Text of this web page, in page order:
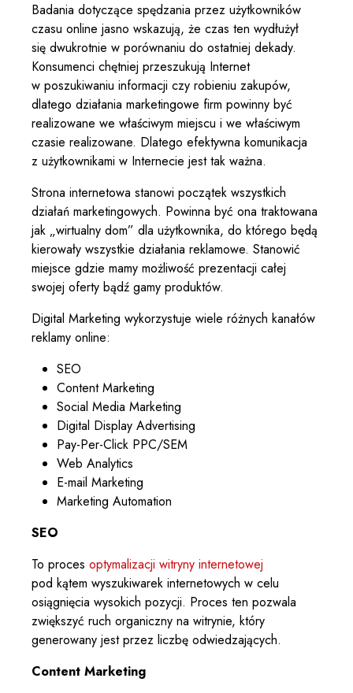
Badania dotyczące spędzania przez użytkowników
czasu online jasno wskazują, że czas ten wydłużył
się dwukrotnie w porównaniu do ostatniej dekady.
Konsumenci chętniej przeszukują Internet
w poszukiwaniu informacji czy robieniu zakupów,
dlatego działania marketingowe firm powinny być
realizowane we właściwym miejscu i we właściwym
czasie realizowane. Dlatego efektywna komunikacja
z użytkownikami w Internecie jest tak ważna.
Strona internetowa stanowi początek wszystkich
działań marketingowych. Powinna być ona traktowana
jak „wirtualny dom” dla użytkownika, do którego będą
kierowały wszystkie działania reklamowe. Stanowić
miejsce gdzie mamy możliwość prezentacji całej
swojej oferty bądź gamy produktów.
Digital Marketing wykorzystuje wiele różnych kanałów
reklamy online:
SEO
Content Marketing
Social Media Marketing
Digital Display Advertising
Pay-Per-Click PPC/SEM
Web Analytics
E-mail Marketing
Marketing Automation
SEO
To proces optymalizacji witryny internetowej
pod kątem wyszukiwarek internetowych w celu
osiągnięcia wysokich pozycji. Proces ten pozwala
zwiększyć ruch organiczny na witrynie, który
generowany jest przez liczbę odwiedzających.
Content Marketing